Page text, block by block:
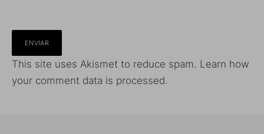
This site uses Akismet to reduce spam. Learn how
your comment data is processed.